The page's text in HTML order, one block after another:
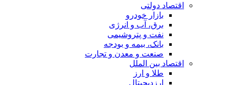
اقتصاد دولتی
بازار خودرو
برق، آب و انرژی
نفت و پتروشیمی
بانک، بیمه و بودجه
صنعت و معدن و تجارت
اقتصاد بین الملل
طلا و ارز
ارزدیجیتال